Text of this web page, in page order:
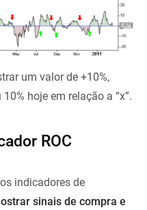
um valor de +10%,
hoje em relação a “x”.
ROC
indicadores de
sinais de compra e